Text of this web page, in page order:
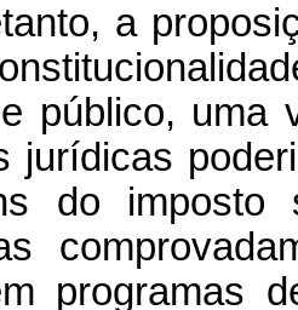
a
público,
jurídicas
do
programas